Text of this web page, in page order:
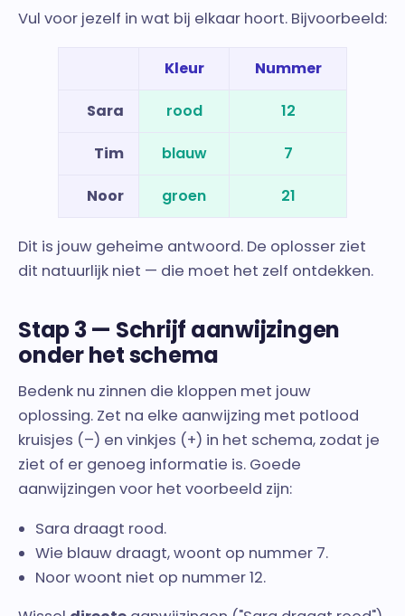
Vul voor jezelf in wat bij elkaar hoort. Bijvoorbeeld:
Kleur Nummer
Sara rood 12
Tim blauw 7
Noor groen 21
Dit is jouw geheime antwoord. De oplosser ziet
dit natuurlijk niet — die moet het zelf ontdekken.
Stap 3 — Schrijf aanwijzingen
onder het schema
Bedenk nu zinnen die kloppen met jouw
oplossing. Zet na elke aanwijzing met potlood
kruisjes (–) en vinkjes (+) in het schema, zodat je
ziet of er genoeg informatie is. Goede
aanwijzingen voor het voorbeeld zijn:
Sara draagt rood.
Wie blauw draagt, woont op nummer 7.
Noor woont niet op nummer 12.